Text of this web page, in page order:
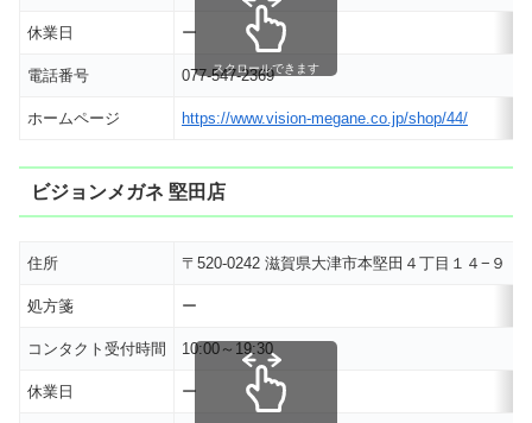
休業日 ー
電話番号 077-547-2369
ホームページ https://www.vision-megane.co.jp/shop/44/
スクロールできます
ビジョンメガネ 堅田店
住所 〒520-0242 滋賀県大津市本堅田４丁目１４−９
処方箋 ー
コンタクト受付時間 10:00～19:30
休業日 ー